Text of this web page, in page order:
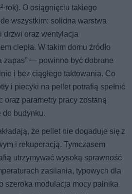
O osiągnięciu takiego
wszystkim: solidna warstwa
drzwi oraz wentylacja
ciepła. W takim domu źródło
zapas” — powinno być dobrane
i bez ciągłego taktowania. Co
i piecyki na pellet potrafią spełnić
oraz parametry pracy zostaną
do budynku.
że pellet nie dogaduje się z
i rekuperacją. Tymczasem
utrzymywać wysoką sprawność
zasilania, typowych dla
szeroka modulacja mocy palnika